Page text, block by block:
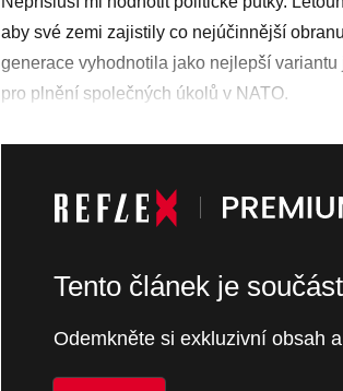
aby své zemi zajistily co nejúčinnější
generace vyhodnotila jako nejlepší
pro plnění společných úkolů v NATO.
Tento článek je
Odemkněte si exkluzivní obsah